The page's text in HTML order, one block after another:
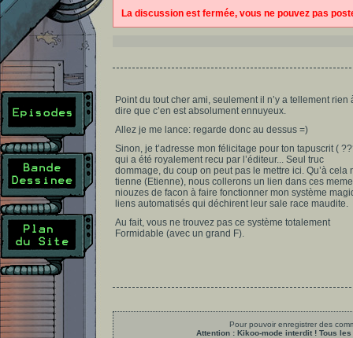
La discussion est fermée, vous ne pouvez pas
Point du tout cher ami, seulement il n’y a tellement rien
dire que c’en est absolument ennuyeux.
Allez je me lance: regarde donc au dessus =)
Sinon, je t’adresse mon félicitage pour ton tapuscrit (
qui a été royalement recu par l’éditeur... Seul truc
dommage, du coup on peut pas le mettre ici. Qu’à cela
tienne (Etienne), nous collerons un lien dans ces meme
niouzes de facon à faire fonctionner mon système
liens automatisés qui déchirent leur sale race maudite.
Au fait, vous ne trouvez pas ce système totalement
Formidable (avec un grand F).
Pour pouvoir enregistrer des
Attention : Kikoo-mode interdit ! Tous